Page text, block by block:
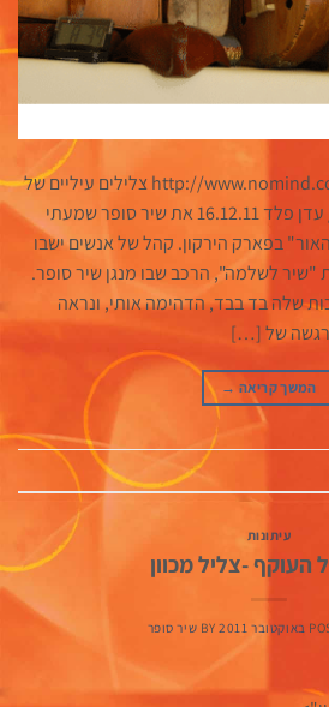
http://www.nomind.co.il/article.aspx?id=2088 צלילים עיליים של
ריפוי – ראיון עם שיר סופר / עדן פלד 16.12.11 את שיר סופר שמעתי
בפארק הירקון. קהל של אנשים ישבו
"שיר לשלמה", הרכב שבו מנגן שיר סופר.
שלה בד בבד, הדהימה אותי, ונראה
של […]
המשך קריאה →
עיתונות
העוקף -צליל מכוון
BY שיר סופר